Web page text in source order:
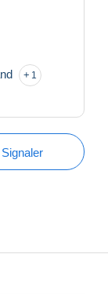
1
Signaler